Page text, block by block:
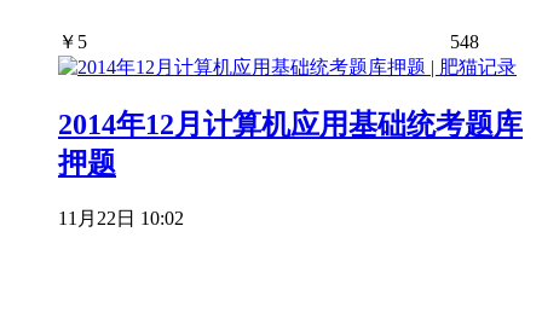
￥ 5 548
2014年12月计算机应用基础统考题库
押题
11月22日 10:02